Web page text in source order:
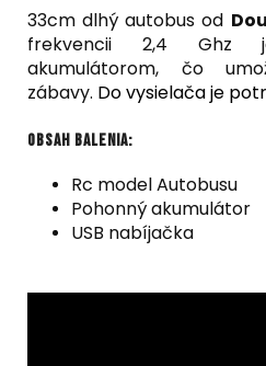
33cm dlhý autobus od
frekvencii 2,4 Ghz
akumulátorom, čo
zábavy. Do vysielača je
Obsah balenia:
Rc model Autobusu
Pohonný akumulátor
USB nabíjačka